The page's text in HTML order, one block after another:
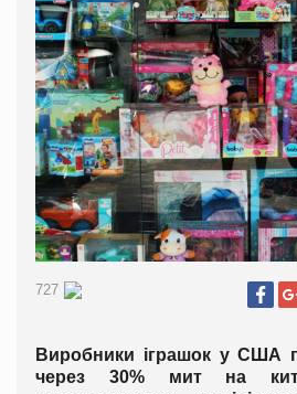
727
Виробники іграшок у США
через 30% мит на